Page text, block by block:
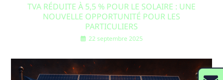
TVA RÉDUITE À 5,5 % POUR LE SOLAIRE : UNE
NOUVELLE OPPORTUNITÉ POUR LES
PARTICULIERS
22 septembre 2025